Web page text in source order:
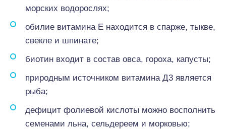
морских водорослях;
обилие витамина Е находится в спарже, тыкве,
свекле и шпинате;
биотин входит в состав овса, гороха, капусты;
природным источником витамина Д3 является
рыба;
дефицит фолиевой кислоты можно восполнить
семенами льна, сельдереем и морковью;